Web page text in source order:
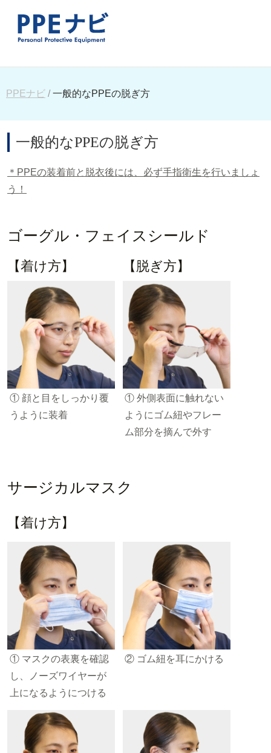
PPEナビ 一般的なPPEの脱ぎ方
一般的なPPEの脱ぎ方
＊PPEの装着前と脱衣後には、必ず手指衛生を行いましょ
う！
ゴーグル・フェイスシールド
【着け方】
① 顔と目をしっかり覆
うように装着
【脱ぎ方】
① 外側表面に触れない
ようにゴム紐やフレー
ム部分を摘んで外す
サージカルマスク
【着け方】
① マスクの表裏を確認
し、ノーズワイヤーが
上になるようにつける
② ゴム紐を耳にかける